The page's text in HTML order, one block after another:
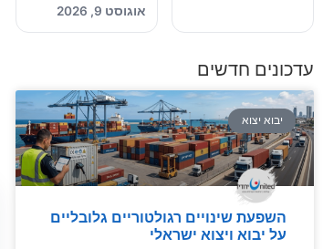
אוגוסט 9, 2026
עדכונים חדשים
יבוא יצוא
השפעת שינויים רגולטוריים גלובליים
על יבוא ויצוא ישראלי